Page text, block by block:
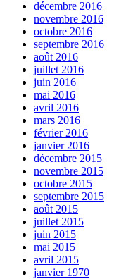
décembre 2016
novembre 2016
octobre 2016
septembre 2016
août 2016
juillet 2016
juin 2016
mai 2016
avril 2016
mars 2016
février 2016
janvier 2016
décembre 2015
novembre 2015
octobre 2015
septembre 2015
août 2015
juillet 2015
juin 2015
mai 2015
avril 2015
janvier 1970